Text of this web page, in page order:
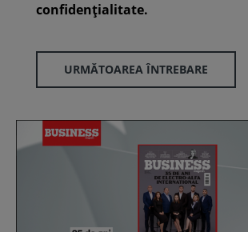
confidenţialitate.
URMĂTOAREA ÎNTREBARE